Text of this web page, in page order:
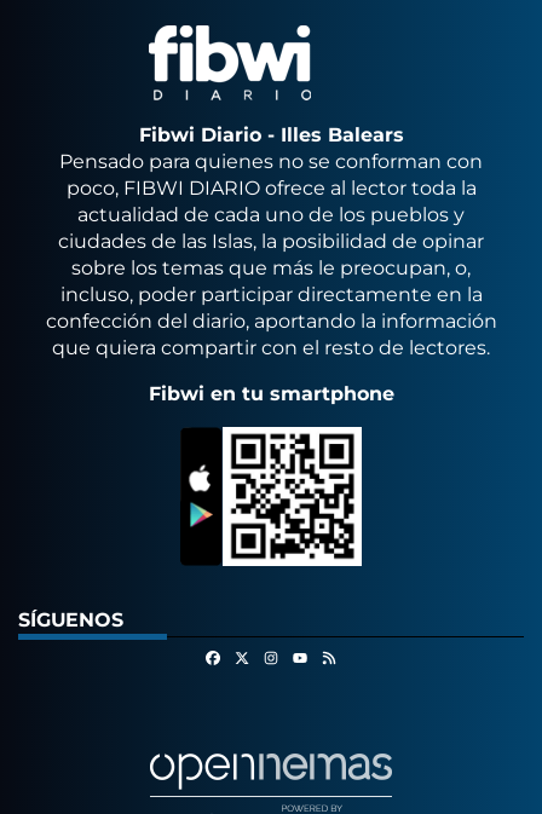
Fibwi Diario - Illes Balears
Pensado para quienes no se conforman con
poco, FIBWI DIARIO ofrece al lector toda la
actualidad de cada uno de los pueblos y
ciudades de las Islas, la posibilidad de opinar
sobre los temas que más le preocupan, o,
incluso, poder participar directamente en la
confección del diario, aportando la información
que quiera compartir con el resto de lectores.
Fibwi en tu smartphone
SÍGUENOS
FacebookInstagram